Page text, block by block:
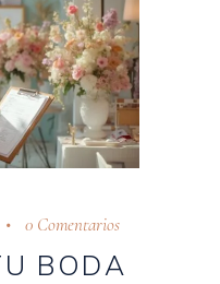
0 Comentarios
BODA